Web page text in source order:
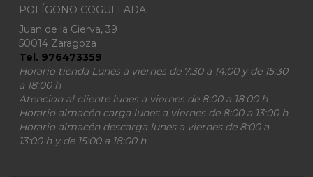
POLÍGONO COGULLADA
Juan de la Cierva, 39
50014 Zaragoza
Tel. 976473359
Horario tienda Lunes a viernes de 7:30 a 14:00 y de 15:30
a 18:00 h
Atencion al cliente lunes a viernes de 8:00 a 18:00 h
Horario almacén carga lunes a viernes de 8:00 a 13:00 h
Horario almacén descarga lunes a viernes de 8:00 a
13:00 h y de 15:00 a 18:00 h